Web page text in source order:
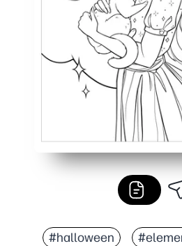
#halloween